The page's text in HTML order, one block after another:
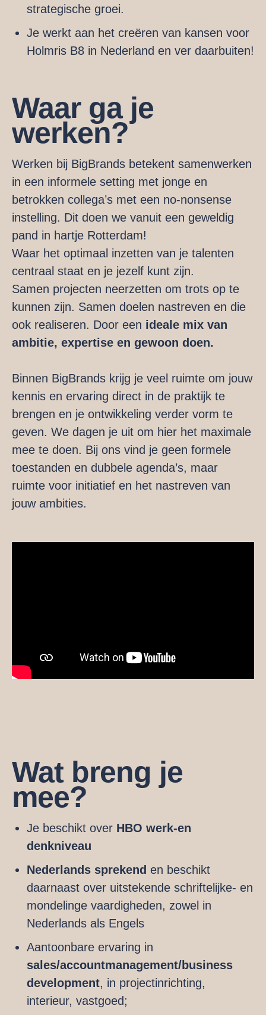
strategische groei.
Je werkt aan het creëren van kansen voor
Holmris B8 in Nederland en ver daarbuiten!
Waar ga je
werken?
Werken bij BigBrands betekent samenwerken
in een informele setting met jonge en
betrokken collega’s met een no-nonsense
instelling. Dit doen we vanuit een geweldig
pand in hartje Rotterdam!
Waar het optimaal inzetten van je talenten
centraal staat en je jezelf kunt zijn.
Samen projecten neerzetten om trots op te
kunnen zijn. Samen doelen nastreven en die
ook realiseren. Door een ideale mix van
ambitie, expertise en gewoon doen.
Binnen BigBrands krijg je veel ruimte om jouw
kennis en ervaring direct in de praktijk te
brengen en je ontwikkeling verder vorm te
geven. We dagen je uit om hier het maximale
mee te doen. Bij ons vind je geen formele
toestanden en dubbele agenda’s, maar
ruimte voor initiatief en het nastreven van
jouw ambities.
Wat breng je
mee?
Je beschikt over HBO werk-en
denkniveau
Nederlands sprekend en beschikt
daarnaast over uitstekende schriftelijke- en
mondelinge vaardigheden, zowel in
Nederlands als Engels
Aantoonbare ervaring in
sales/accountmanagement/business
development, in projectinrichting,
interieur, vastgoed;